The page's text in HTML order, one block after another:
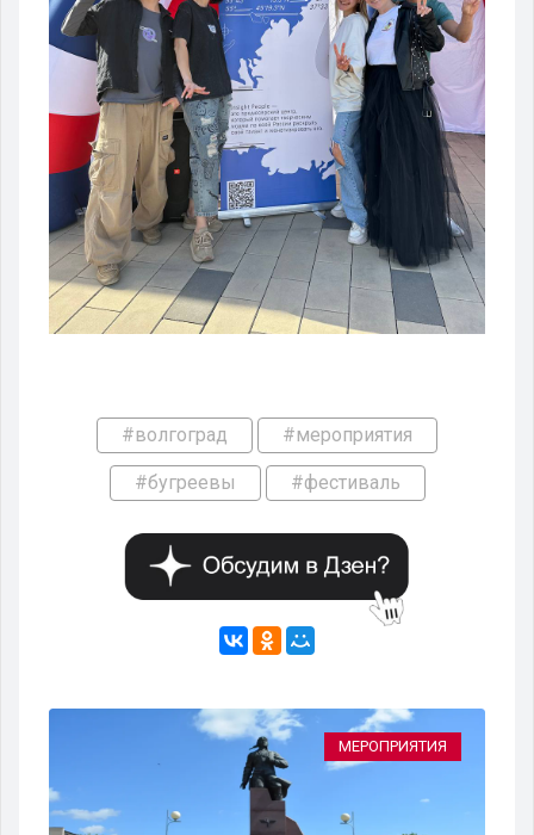
#волгоград #мероприятия
#бугреевы #фестиваль
МЕРОПРИЯТИЯ